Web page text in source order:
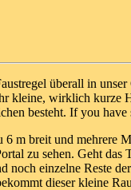
überall in
wirklich kurze
besteht. If you
m breit und
zu sehen. Geht
einzelne Reste
dieser kleine